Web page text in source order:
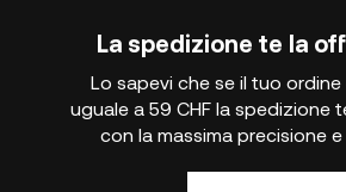
La spedizione te la
Lo sapevi che se il tuo
uguale a 59 CHF la spedizione
con la massima precisione